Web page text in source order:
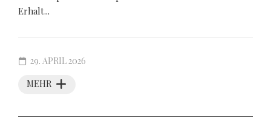
Erhalt...
MEHR
29. APRIL 2026